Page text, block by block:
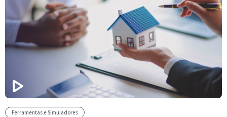
Ferramentas e Simuladores